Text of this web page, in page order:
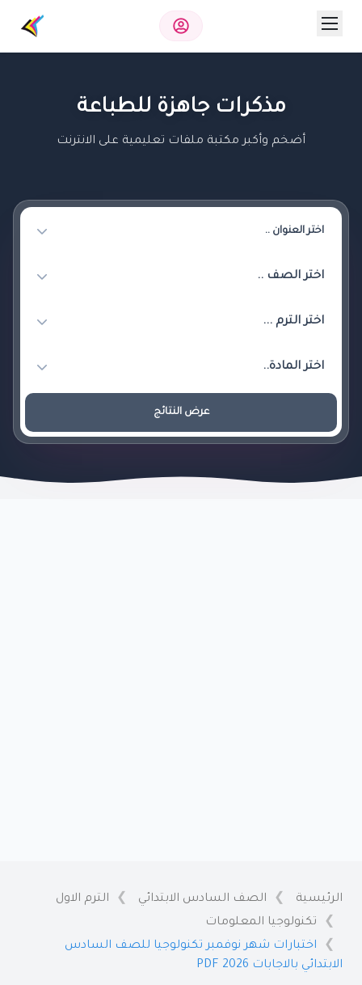
مذكرات جاهزة للطباعة
أضخم وأكبر مكتبة ملفات تعليمية على الانترنت
عرض النتائج
الرئيسية الصف السادس الابتدائي
الترم الاول
تكنولوجيا المعلومات
اختبارات شهر نوفمبر تكنولوجيا للصف السادس
الابتدائي بالاجابات 2026 PDF